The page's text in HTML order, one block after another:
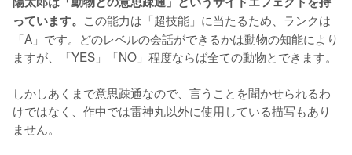
っています。 この能力は「超技能」に当たるため、ランクは
「A」です。どのレベルの会話ができるかは動物の知能により
ますが、「YES」「NO」程度ならば全ての動物とできます。
しかしあくまで意思疎通なので、言うことを聞かせられるわ
けではなく、作中では雷神丸以外に使用している描写もあり
ません。